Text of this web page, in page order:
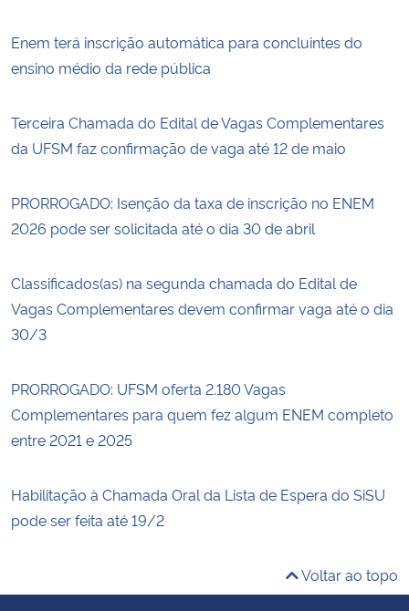
Enem terá inscrição automática para concluintes do
ensino médio da rede pública
Terceira Chamada do Edital de Vagas Complementares
da UFSM faz confirmação de vaga até 12 de maio
PRORROGADO: Isenção da taxa de inscrição no ENEM
2026 pode ser solicitada até o dia 30 de abril
Classificados(as) na segunda chamada do Edital de
Vagas Complementares devem confirmar vaga até o dia
30/3
PRORROGADO: UFSM oferta 2.180 Vagas
Complementares para quem fez algum ENEM completo
entre 2021 e 2025
Habilitação à Chamada Oral da Lista de Espera do SiSU
pode ser feita até 19/2
Voltar ao topo